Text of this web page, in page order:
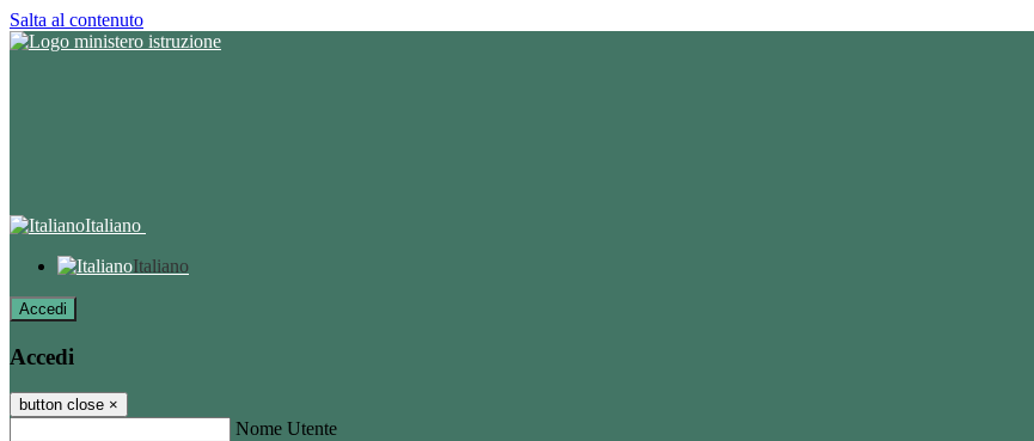
Salta al contenuto
Italiano
Italiano
Accedi
Accedi
button close ×
Nome Utente